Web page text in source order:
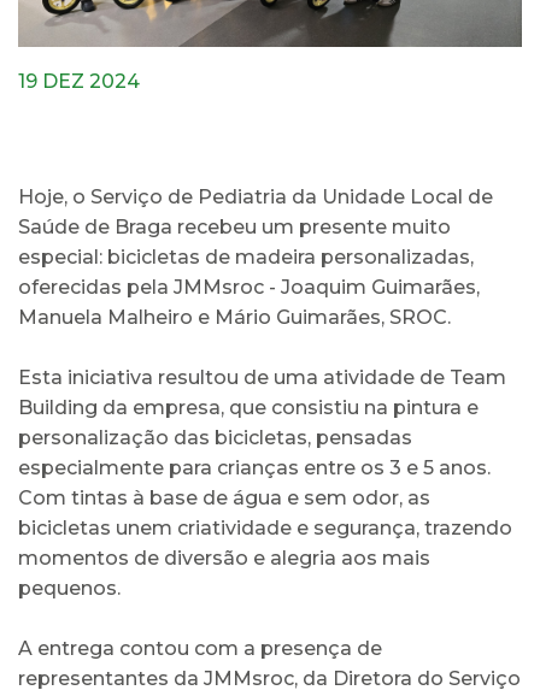
19 DEZ 2024
Hoje, o Serviço de Pediatria da Unidade Local de
Saúde de Braga recebeu um presente muito
especial: bicicletas de madeira personalizadas,
oferecidas pela JMMsroc - Joaquim Guimarães,
Manuela Malheiro e Mário Guimarães, SROC.
Esta iniciativa resultou de uma atividade de Team
Building da empresa, que consistiu na pintura e
personalização das bicicletas, pensadas
especialmente para crianças entre os 3 e 5 anos.
Com tintas à base de água e sem odor, as
bicicletas unem criatividade e segurança, trazendo
momentos de diversão e alegria aos mais
pequenos.
A entrega contou com a presença de
representantes da JMMsroc, da Diretora do Serviço